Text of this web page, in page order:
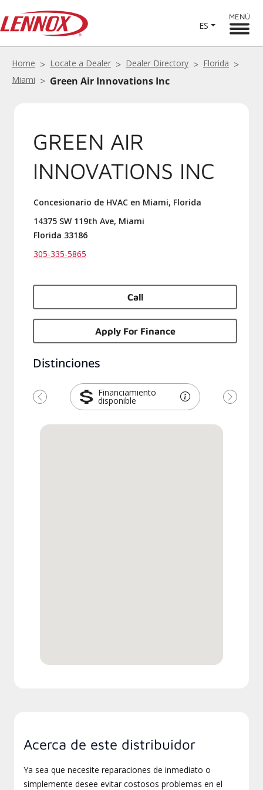
ES
MENÚ
Home Locate a Dealer Dealer Directory
Florida
Miami
Green Air Innovations Inc
GREEN AIR
INNOVATIONS INC
Concesionario de HVAC en Miami, Florida
14375 SW 119th Ave, Miami
Florida 33186
305-335-5865
Call
Apply For Finance
Distinciones
Financiamiento
disponible
Previous Next
Acerca de este distribuidor
Ya sea que necesite reparaciones de inmediato o
simplemente desee evitar costosos problemas en el